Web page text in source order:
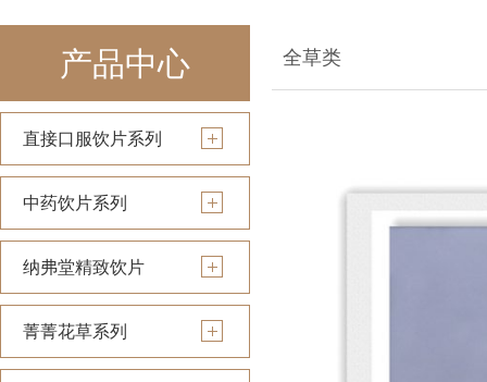
产品中心
直接口服饮片系列
中药饮片系列
纳弗堂精致饮片
菁菁花草系列
全草类